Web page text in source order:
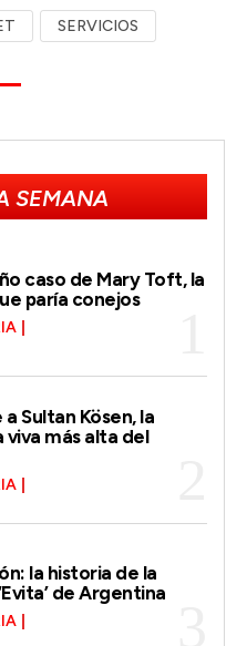
SERVICIOS
SEMANA
caso de Mary Toft, la
paría conejos
Sultan Kösen, la
viva más alta del
la historia de la
de Argentina